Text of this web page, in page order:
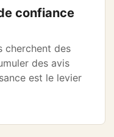
confiance
cherchent des
des avis
est le levier